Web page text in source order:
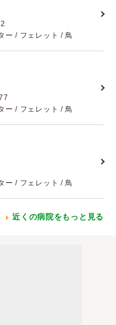
ー / フェレット / 鳥
ー / フェレット / 鳥
ー / フェレット / 鳥
近くの病院をもっと見る